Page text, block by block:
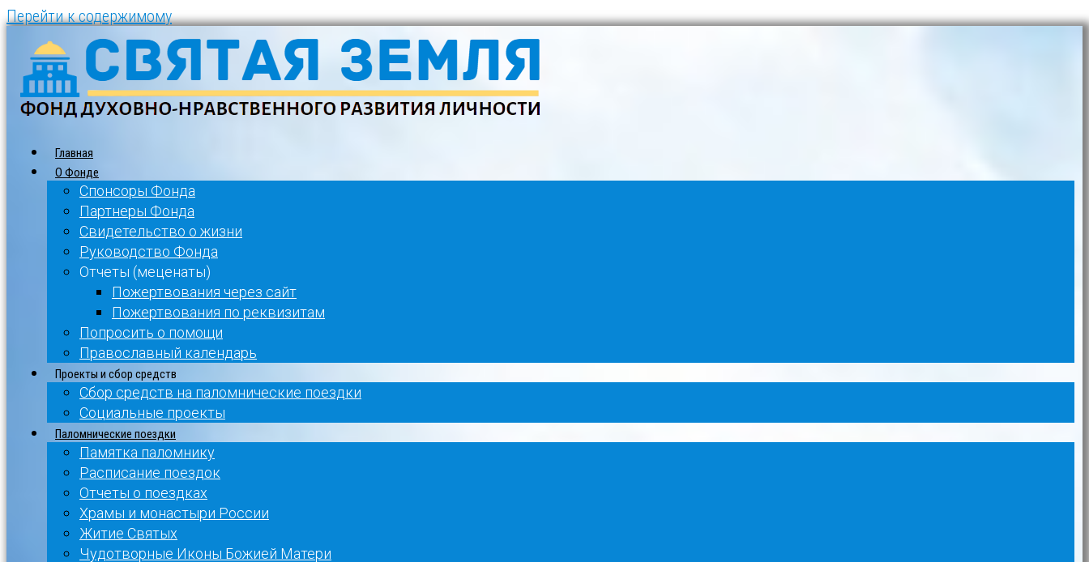
Перейти к содержимому
Главная
О Фонде
Спонсоры Фонда
Партнеры Фонда
Свидетельство о жизни
Руководство Фонда
Отчеты (меценаты)
Пожертвования через сайт
Пожертвования по реквизитам
Попросить о помощи
Православный календарь
Проекты и сбор средств
Сбор средств на паломнические поездки
Социальные проекты
Паломнические поездки
Памятка паломнику
Расписание поездок
Отчеты о поездках
Храмы и монастыри России
Житие Святых
Чудотворные Иконы Божией Матери